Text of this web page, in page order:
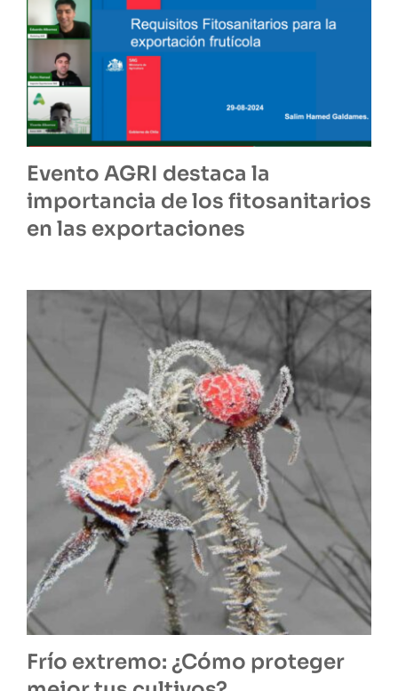
Evento AGRI destaca la
importancia de los fitosanitarios
en las exportaciones
Frío extremo: ¿Cómo proteger